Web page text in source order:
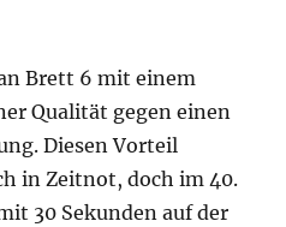
Brett 6 mit einem
Qualität gegen einen
Diesen Vorteil
in Zeitnot, doch im 40.
30 Sekunden auf der